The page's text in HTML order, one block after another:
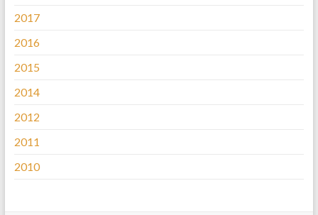
2017
2016
2015
2014
2012
2011
2010